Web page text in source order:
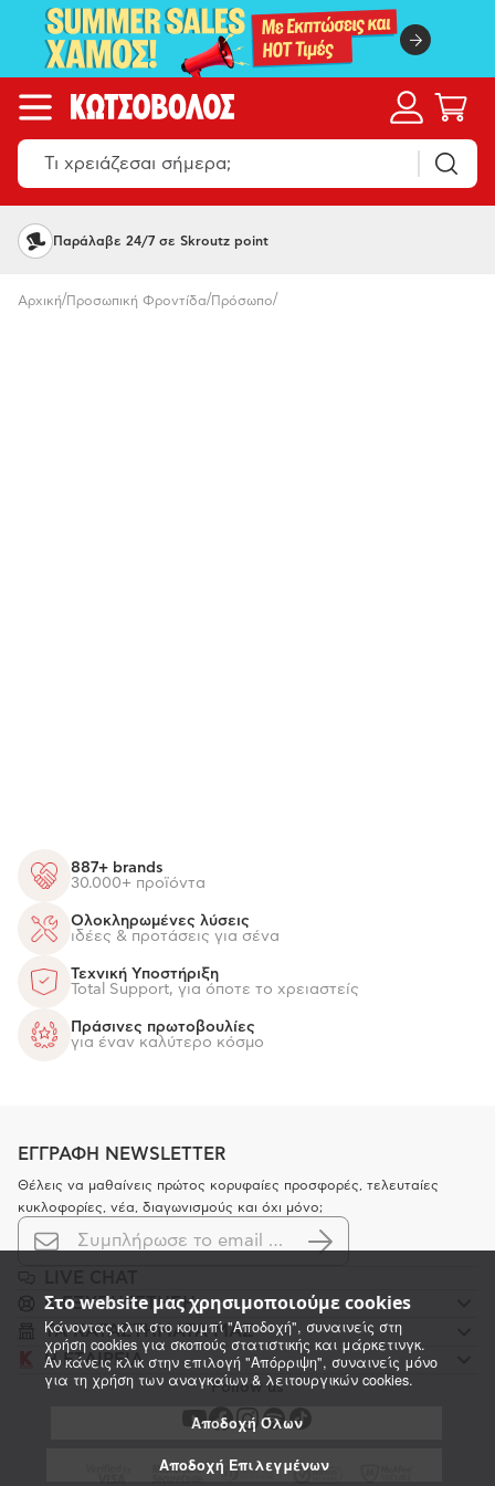
Στο website μας χρησιμοποιούμε cookies
Κάνοντας κλικ στο κουμπί "Αποδοχή", συναινείς στη
χρήση cookies για σκοπούς στατιστικής και μάρκετινγκ.
Αν κάνεις κλικ στην επιλογή "Απόρριψη", συναινείς μόνο
για τη χρήση των αναγκαίων & λειτουργικών cookies.
Αποδοχή Όλων
Αποδοχή Επιλεγμένων
Παράλαβε 24/7 σε Skroutz point
Αρχική/Προσωπική Φροντίδα/Πρόσωπο/
887+ brands
30.000+ προϊόντα
Ολοκληρωμένες λύσεις
ιδέες & προτάσεις για σένα
Τεχνική Υποστήριξη
Total Support, για όποτε το χρειαστείς
Πράσινες πρωτοβουλίες
για έναν καλύτερο κόσμο
ΕΓΓΡΑΦΗ NEWSLETTER
Θέλεις να μαθαίνεις πρώτος κορυφαίες προσφορές, τελευταίες
κυκλοφορίες, νέα, διαγωνισμούς και όχι μόνο;
K ΕΞΥΠΗΡΕΤΗΣΗ
ΤΑ ΚΑΤΑΣΤΗΜΑΤΑ ΜΑΣ
Η ΕΤΑΙΡΕΙΑ
Follow us